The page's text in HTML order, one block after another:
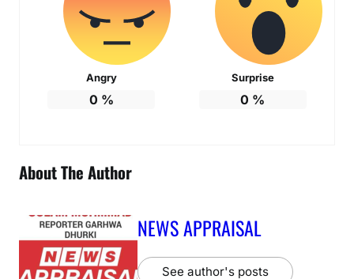
Angry
0 %
Surprise
0 %
About The Author
NEWS APPRAISAL
See author's posts